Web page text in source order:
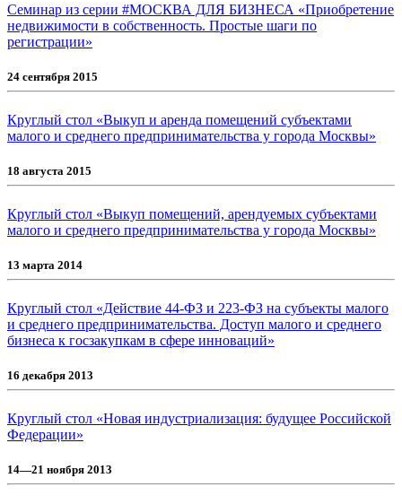
Семинар из серии #МОСКВА ДЛЯ БИЗНЕСА «Приобретение
недвижимости в собственность. Простые шаги по
регистрации»
24 сентября 2015
Круглый стол «Выкуп и аренда помещений субъектами
малого и среднего предпринимательства у города Москвы»
18 августа 2015
Круглый стол «Выкуп помещений, арендуемых субъектами
малого и среднего предпринимательства у города Москвы»
13 марта 2014
Круглый стол «Действие 44-ФЗ и 223-ФЗ на субъекты малого
и среднего предпринимательства. Доступ малого и среднего
бизнеса к госзакупкам в сфере инноваций»
16 декабря 2013
Круглый стол «Новая индустриализация: будущее Российской
Федерации»
14—21 ноября 2013